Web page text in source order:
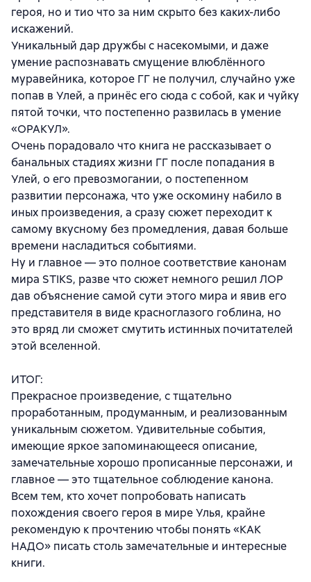
героя, но и тио что за ним скрыто без каких-либо
искажений.
Уникальный дар дружбы с насекомыми, и даже
умение распознавать смущение влюблённого
муравейника, которое ГГ не получил, случайно уже
попав в Улей, а принёс его сюда с собой, как и чуйку
пятой точки, что постепенно развилась в умение
«ОРАКУЛ».
Очень порадовало что книга не рассказывает о
банальных стадиях жизни ГГ после попадания в
Улей, о его превозмогании, о постепенном
развитии персонажа, что уже оскомину набило в
иных произведения, а сразу сюжет переходит к
самому вкусному без промедления, давая больше
времени насладиться событиями.
Ну и главное — это полное соответствие канонам
мира STIKS, разве что сюжет немного решил ЛОР
дав объяснение самой сути этого мира и явив его
представителя в виде красноглазого гоблина, но
это вряд ли сможет смутить истинных почитателей
этой вселенной.
ИТОГ:
Прекрасное произведение, с тщательно
проработанным, продуманным, и реализованным
уникальным сюжетом. Удивительные события,
имеющие яркое запоминающееся описание,
замечательные хорошо прописанные персонажи, и
главное — это тщательное соблюдение канона.
Всем тем, кто хочет попробовать написать
похождения своего героя в мире Улья, крайне
рекомендую к прочтению чтобы понять «КАК
НАДО» писать столь замечательные и интересные
книги.